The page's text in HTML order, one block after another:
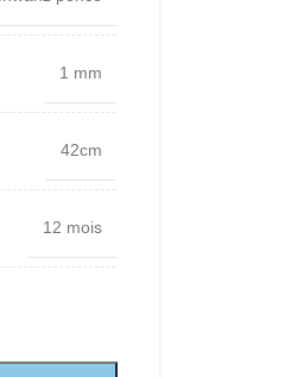
1 mm
42cm
12 mois